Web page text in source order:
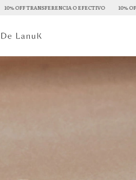
OFF TRANSFERENCIA O EFECTIVO 10% OFF